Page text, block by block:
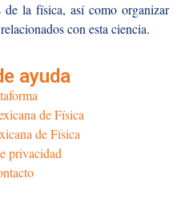
de la física, así como organizar
con esta ciencia.
ayuda
de Física
de Física
privacidad